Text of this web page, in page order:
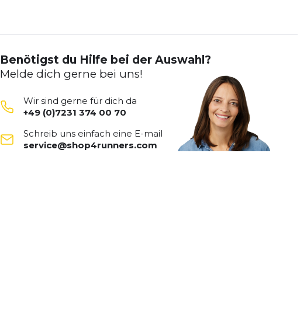
Benötigst du Hilfe bei der Auswahl?
Melde dich gerne bei uns!
Wir sind gerne für dich da
+49 (0)7231 374 00 70
Schreib uns einfach eine E-mail
service@shop4runners.com